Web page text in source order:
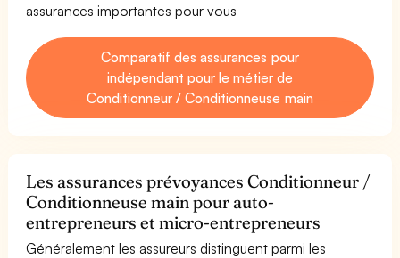
assurances importantes pour vous
Comparatif des assurances pour
indépendant pour le métier de
Conditionneur / Conditionneuse main
Les assurances prévoyances Conditionneur /
Conditionneuse main pour auto-
entrepreneurs et micro-entrepreneurs
Généralement les assureurs distinguent parmi les